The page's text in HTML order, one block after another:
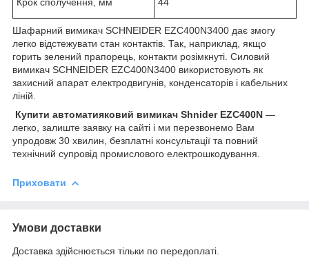
Шафарний вимикач SCHNEIDER EZC400N3400 дає змогу
легко відстежувати стан контактів. Так, наприклад, якщо
горить зелений прапорець, контакти розімкнуті. Силовий
вимикач SCHNEIDER EZC400N3400 використовують як
захисний апарат електродвигунів, конденсаторів і кабельних
ліній.
Купити автоматияковий вимикач Shnider EZC400N —
легко, залиште заявку на сайті і ми перезвонемо Вам
упродовж 30 хвилин, безплатні консультації та повний
технічний супровід промислового електрошкодування.
Приховати
Умови доставки
Доставка здійснюється тільки по передоплаті.